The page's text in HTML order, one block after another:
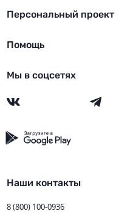
Персональный проект
Помощь
Мы в соцсетях
Наши контакты
8 (800) 100-0936